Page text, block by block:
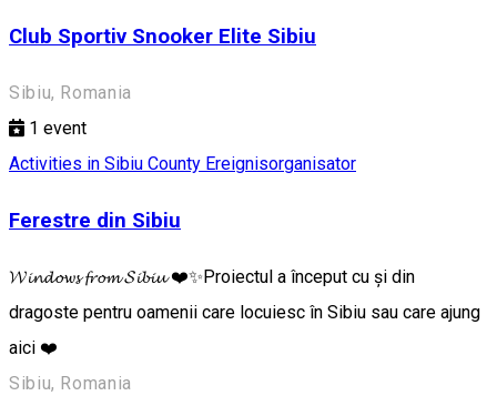
Club Sportiv Snooker Elite Sibiu
Sibiu, Romania
1 event
Activities in Sibiu County Ereignisorganisator
Ferestre din Sibiu
𝓦𝓲𝓷𝓭𝓸𝔀𝓼 𝓯𝓻𝓸𝓶 𝓢𝓲𝓫𝓲𝓾 ❤️✨Proiectul a început cu și din
dragoste pentru oamenii care locuiesc în Sibiu sau care ajung
aici ❤️
Sibiu, Romania